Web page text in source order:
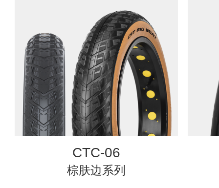
CTC-06
棕肤边系列